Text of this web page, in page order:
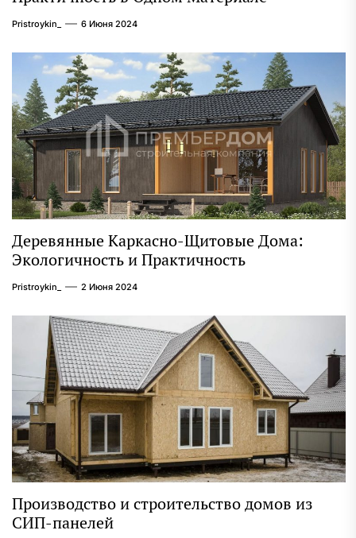
Pristroykin_ 6 Июня 2024
Деревянные Каркасно-Щитовые Дома:
Экологичность и Практичность
Pristroykin_ 2 Июня 2024
Производство и строительство домов из
СИП-панелей